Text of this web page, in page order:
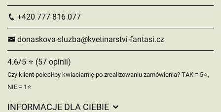
+420 777 816 077
donaskova-sluzba@kvetinarstvi-fantasi.cz
4.6/5 ⭐ (57 opinii)
Czy klient poleciłby kwiaciarnię po zrealizowaniu zamówienia? TAK = 5⭐,
NIE = 1⭐
INFORMACJE DLA CIEBIE